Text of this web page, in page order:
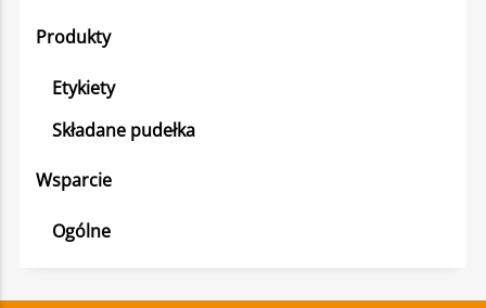
Produkty
Etykiety
Składane pudełka
Wsparcie
Ogólne